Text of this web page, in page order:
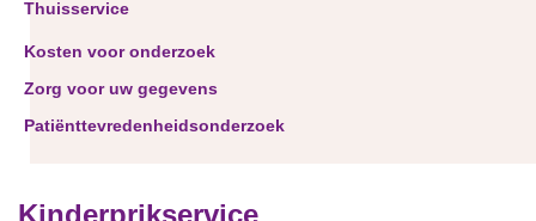
Thuisservice
Kosten voor onderzoek
Zorg voor uw gegevens
Patiënttevredenheidsonderzoek
Kinderprikservice